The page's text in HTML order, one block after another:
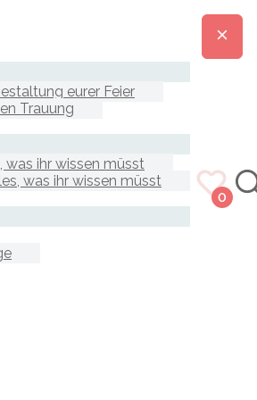
eurer Feier
Trauung
was ihr wissen müsst
was ihr wissen müsst
0